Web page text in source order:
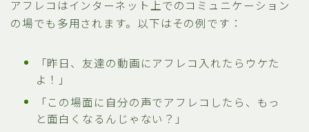
アフレコはインターネット上でのコミュニケーション
の場でも多用されます。以下はその例です：
「昨日、友達の動画にアフレコ入れたらウケた
よ！」
「この場面に自分の声でアフレコしたら、もっ
と面白くなるんじゃない？」